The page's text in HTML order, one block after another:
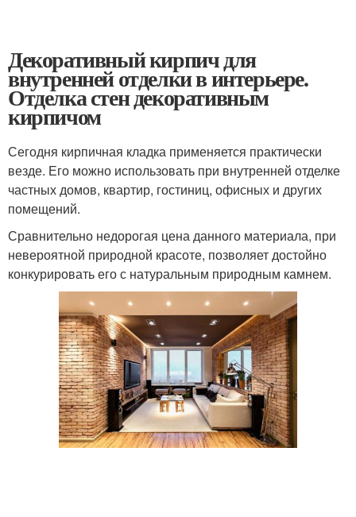
Декоративный кирпич для
внутренней отделки в интерьере.
Отделка стен декоративным
кирпичом
Сегодня кирпичная кладка применяется практически
везде. Его можно использовать при внутренней отделке
частных домов, квартир, гостиниц, офисных и других
помещений.
Сравнительно недорогая цена данного материала, при
невероятной природной красоте, позволяет достойно
конкурировать его с натуральным природным камнем.